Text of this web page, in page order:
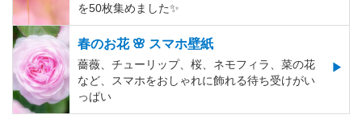
を50枚集めました✨️
春のお花 🌸 スマホ壁紙
薔薇、チューリップ、桜、ネモフィラ、菜の花
など、スマホをおしゃれに飾れる待ち受けがい
っぱい